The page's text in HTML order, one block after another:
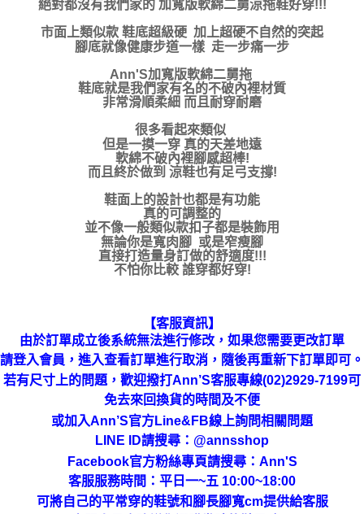
絕對都沒有我們家的 加寬版軟綿二舅涼拖鞋好穿!!!
市面上類似款 鞋底超級硬 加上超硬不自然的突起
腳底就像健康步道一樣 走一步痛一步
Ann'S加寬版軟綿二舅拖
鞋底就是我們家有名的不破內裡材質
非常滑順柔細 而且耐穿耐磨
很多看起來類似
但是一摸一穿 真的天差地遠
軟綿不破內裡腳感超棒!
而且終於做到 涼鞋也有足弓支撐!
鞋面上的設計也都是有功能
真的可調整的
並不像一般類似款扣子都是裝飾用
無論你是寬肉腳 或是窄瘦腳
直接打造量身訂做的舒適度!!!
不怕你比較 誰穿都好穿!
【客服資訊】
由於訂單成立後系統無法進行修改，如果您需要更改訂單
請登入會員，進入查看訂單進行取消，隨後再重新下訂單即可。
若有尺寸上的問題，歡迎撥打Ann’S客服專線(02)2929-7199可
免去來回換貨的時間及不便
或加入Ann’S官方Line&FB線上詢問相關問題
LINE ID請搜尋 ： @annsshop
Facebook官方粉絲專頁請搜尋：Ann'S
客服服務時間：平日一~五 10:00~18:00
可將自己的平常穿的鞋號和腳長腳寬cm提供給客服